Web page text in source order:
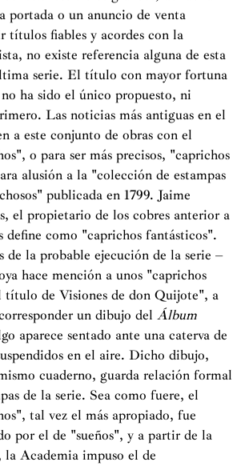
portada o un anuncio de venta
títulos fiables y acordes con la
no existe referencia alguna de esta
serie. El título con mayor fortuna
ha sido el único propuesto, ni
Las noticias más antiguas en el
a este conjunto de obras con el
o para ser más precisos, "caprichos
alusión a la "colección de estampas
publicada en 1799. Jaime
el propietario de los cobres anterior a
define como "caprichos fantásticos".
de la probable ejecución de la serie –
hace mención a unos "caprichos
título de Visiones de don Quijote", a
un dibujo del Álbum
aparece sentado ante una caterva de
en el aire. Dicho dibujo,
cuaderno, guarda relación formal
de la serie. Sea como fuere, el
tal vez el más apropiado, fue
por el de "sueños", y a partir de la
Academia impuso el de